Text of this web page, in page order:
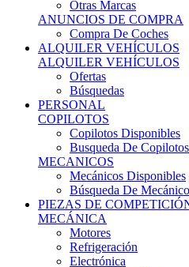
Compra De Coches
ALQUILER VEHÍCULOS
ALQUILER VEHÍCULOS
Ofertas
Búsquedas
PERSONAL
COPILOTOS
Copilotos Disponibles
Busqueda De Copilotos
MECANICOS
Mecánicos Disponibles
Búsqueda De Mecánicos
PIEZAS DE COMPETICIÓN
MECÁNICA
Motores
Refrigeración
Electrónica
Cajas De Cambio